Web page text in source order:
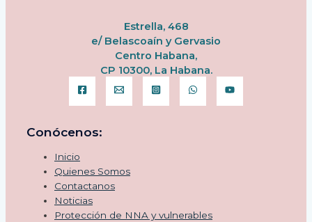
Estrella, 468
e/ Belascoaín y Gervasio
Centro Habana,
CP 10300, La Habana.
Conócenos:
Inicio
Quienes Somos
Contactanos
Noticias
Protección de NNA y vulnerables